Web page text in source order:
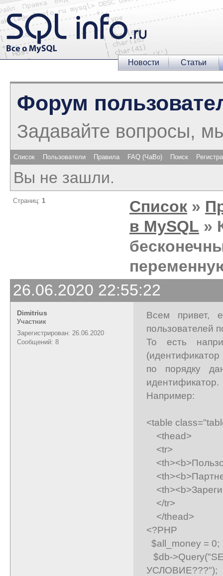
Новости Статьи
Форум
Задавайте вопросы,
Список Пользователи Правила FAQ (ЧаВо) Поиск
Вы не зашли.
Страниц: 1 Список »
в MySQL »
26.06.2020 22:55:22
Dimitrius
Участник
Зарегистрирован: 26.06.2020
Сообщений: 8
Всем привет,
пользователей
То есть
(идентификатор
по порядку
идентификатор.
Например:
<table
<thead>
<tr>
</tr>
</thead>
<?PHP
$all_money = 0;
$db-
УСЛОВИЕ???");